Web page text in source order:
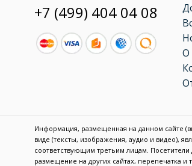
+7 (499) 404 04 08
О
Информация, размещенная на данном сайте
виде (тексты, изображения, аудио и видео),
соответствующим третьим лицам.
размещение на других сайтах, перепечатка и